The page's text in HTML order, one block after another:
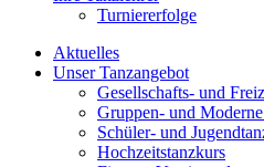
Turniererfolge
Aktuelles
Unser Tanzangebot
Gesellschafts- und
Gruppen- und
Schüler- und
Hochzeitstanzkurs